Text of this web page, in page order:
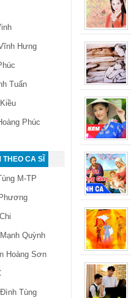
Hưng
Tuấn
Phúc
CA SĨ
M-TP
Quỳnh
Hoàng Sơn
Tùng